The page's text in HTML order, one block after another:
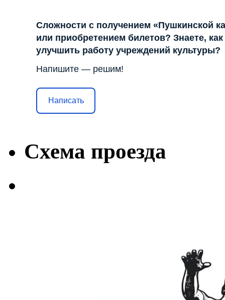
Сложности с получением «Пушкинской
или приобретением билетов? Знаете, как
улучшить работу учреждений культуры?
Напишите — решим!
Написать
Схема проезда